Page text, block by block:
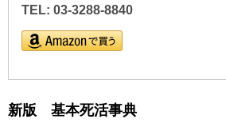
TEL: 03-3288-8840
新版 基本死活事典